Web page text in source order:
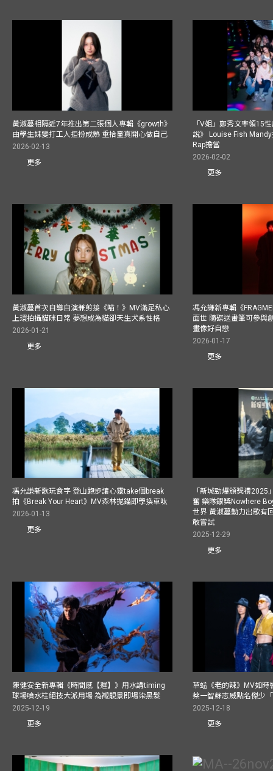
黃淑蔓相隔近7年推出第二張個人專輯《growth》
由學生妹變打工人拒扮成熟 重拾童真開心做自己
2026-02-13
更多
「V姐」鄭秀文率領15
說》 Louise Fish
Rap擔當
2026-02-02
更多
黃淑蔓首次自導自演兼剪接《喵！》MV滿足私心
上環拍攝貓咪日常 夢想成為貓卻天生犬系性格
2026-01-21
更多
馮允謙新專輯《
面世 隨碟送畫筆可參與
畫像好自戀
2026-01-17
更多
馮允謙新歌玩食字 登山跑步讓心靈take個break
拍《Break Your Heart》MV森林拋錨即學換車呔
2026-01-13
更多
「新城勁爆頒獎禮2025
奮 樂隊銀獎Nowhere
世界 黃淑蔓勤力出歌有
敢嘗試
2025-12-29
更多
陳健安全新專輯《時間感【遲】》用水講timing
球場噴水柱絕技大派用場 為襯靚景即場染黑髮
2025-12-19
更多
草蜢《老的辣》MV如時
蔡一智蘇志威點名傑少
2025-12-18
更多